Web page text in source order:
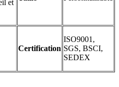
et
Certification
ISO9001,
SGS, BSCI,
SEDEX